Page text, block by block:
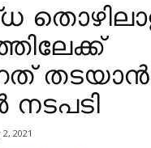
തടയാൻ
നടപടി
2021